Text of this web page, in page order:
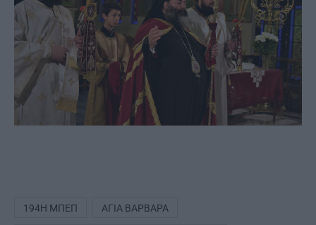
194Η ΜΠΕΠ ΑΓΊΑ ΒΑΡΒΆΡΑ